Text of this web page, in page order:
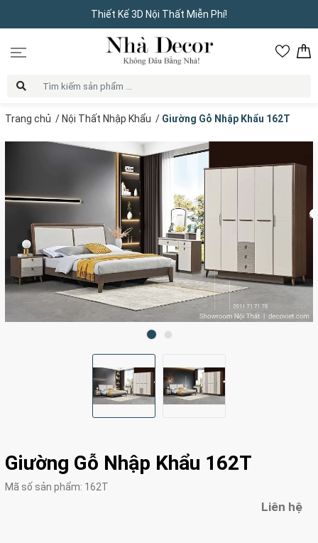
Thiết Kế 3D Nội Thất Miễn Phí!
Trang chủ / Nội Thất Nhập Khẩu / Giường Gỗ Nhập Khẩu 162T
Giường Gỗ Nhập Khẩu 162T
Mã số sản phẩm: 162T
Liên hệ